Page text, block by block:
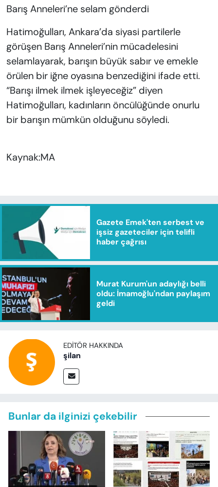
Barış Anneleri’ne selam gönderdi
Hatimoğulları, Ankara’da siyasi partilerle
görüşen Barış Anneleri’nin mücadelesini
selamlayarak, barışın büyük sabır ve emekle
örülen bir iğne oyasına benzediğini ifade etti.
“Barışı ilmek ilmek işleyeceğiz” diyen
Hatimoğulları, kadınların öncülüğünde onurlu
bir barışın mümkün olduğunu söyledi.
Kaynak:MA
Gazete Emek'ten serbest ve
işsiz gazeteciler için telifli
haber çağrısı
Murat Kurum'un adaylığı belli
oldu: İmamoğlu'ndan paylaşım
geldi
EDITÖR HAKKINDA
şilan
Bunlar da ilginizi çekebilir